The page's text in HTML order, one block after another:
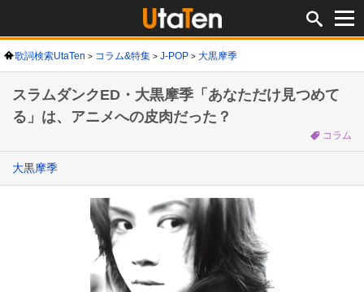
歌詞検索UtaTen コラム&特集 J-POP 大黒摩季
スラムダンクED・大黒摩季「あなただけ見つめて
る」は、アニメへの皮肉だった？
コラム
大黒摩季